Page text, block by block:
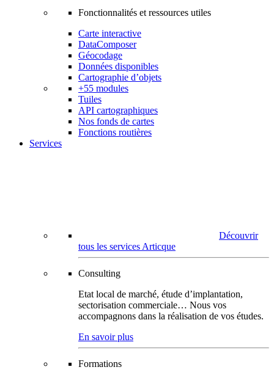
Fonctionnalités et ressources utiles
Carte interactive
DataComposer
Géocodage
Données disponibles
Cartographie d’objets
+55 modules
Tuiles
API cartographiques
Nos fonds de cartes
Fonctions routières
Services
Découvrir
tous les services Articque
Consulting
Etat local de marché, étude d’implantation,
sectorisation commerciale… Nous vos
accompagnons dans la réalisation de vos études.
En savoir plus
Formations